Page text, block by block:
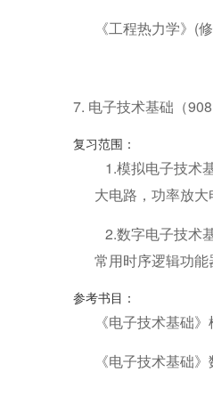
《工程热力学》(
7. 电子技术基础（908
复习范围：
1.模拟电子技术
大电路，功率放大
2.数字电子技术
常用时序逻辑功能
参考书目：
《电子技术基础
《电子技术基础